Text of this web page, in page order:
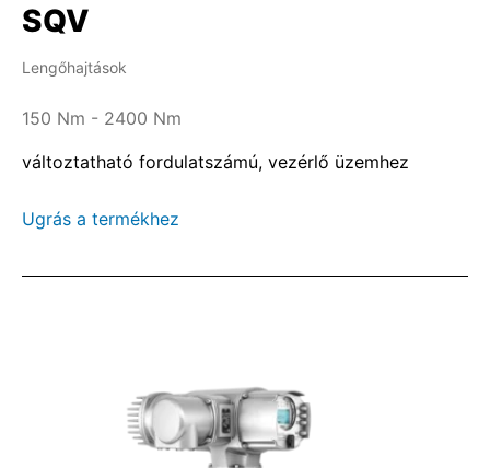
SQV
Lengőhajtások
150 Nm - 2400 Nm
változtatható fordulatszámú, vezérlő üzemhez
Ugrás a termékhez